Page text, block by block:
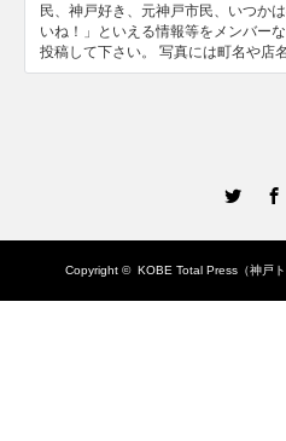
民、神戸好き、元神戸市民、いつか
いね！」といえる情報等をメンバー
投稿して下さい。 写真には町名や店
Copyright © KOBE Total Press（神戸ト